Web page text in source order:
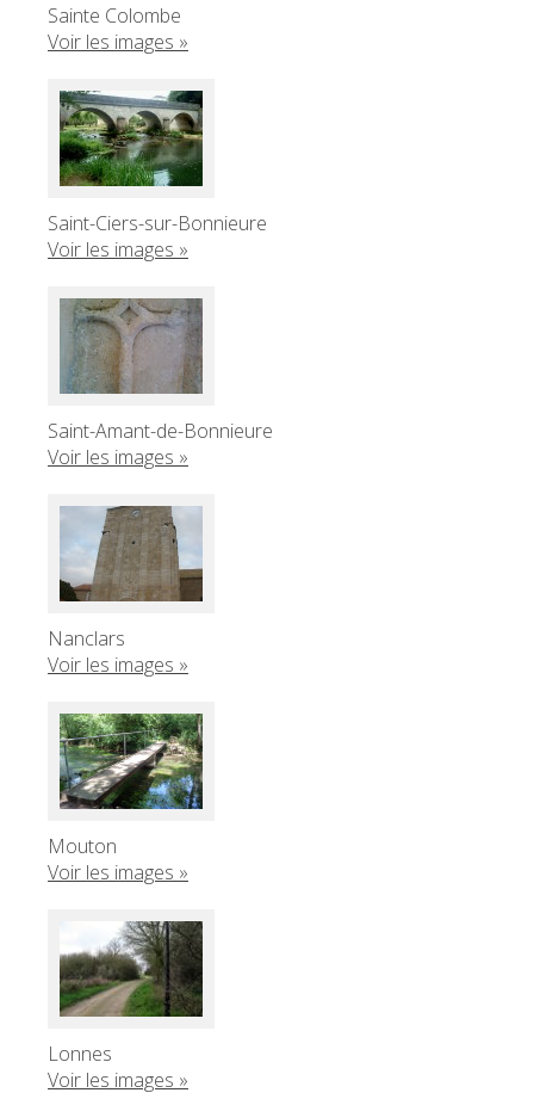
Sainte Colombe
Voir les images »
Saint-Ciers-sur-Bonnieure
Voir les images »
Saint-Amant-de-Bonnieure
Voir les images »
Nanclars
Voir les images »
Mouton
Voir les images »
Lonnes
Voir les images »